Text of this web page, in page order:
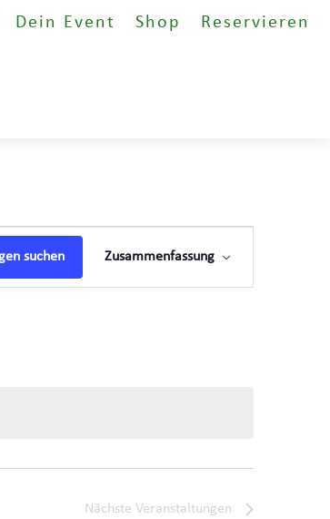
Dein Event Shop Reservieren
suchen
Ansichten-
Zusammenfassung
Nächste Veranstaltungen